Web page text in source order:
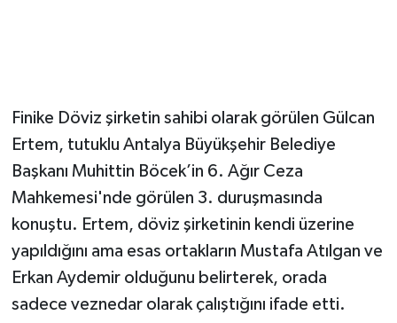
Finike Döviz şirketin sahibi olarak görülen Gülcan
Ertem, tutuklu Antalya Büyükşehir Belediye
Başkanı Muhittin Böcek’in 6. Ağır Ceza
Mahkemesi'nde görülen 3. duruşmasında
konuştu. Ertem, döviz şirketinin kendi üzerine
yapıldığını ama esas ortakların Mustafa Atılgan ve
Erkan Aydemir olduğunu belirterek, orada
sadece veznedar olarak çalıştığını ifade etti.